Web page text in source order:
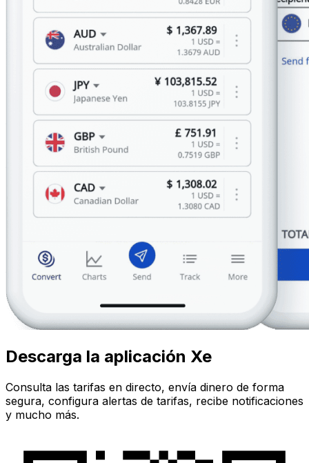
Descarga la aplicación Xe
Consulta las tarifas en directo, envía dinero de forma
segura, configura alertas de tarifas, recibe notificaciones
y mucho más.